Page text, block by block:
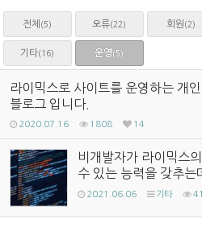
전체 (5) 오류(22) 회원 (2)
기타(16) 운영 (5)
라이믹스로 사이트를 운영하는 개
블로그 입니다.
2020.07.16 1808 14
비개발자가 라이믹스
수 있는 능력을 갖추는
2021.06.06 기타